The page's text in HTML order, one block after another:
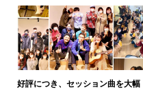
好評につき、セッション曲を大幅